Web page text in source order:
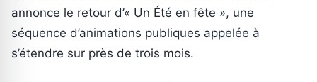
annonce le retour d’« Un Été en fête », une
séquence d’animations publiques appelée à
s’étendre sur près de trois mois.